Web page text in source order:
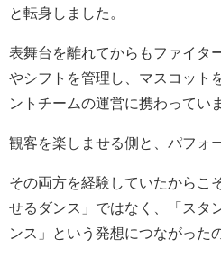
と転身しました。
表舞台を離れてからもファイタ
やシフトを管理し、マスコット
ントチームの運営に携わってい
観客を楽しませる側と、パフォ
その両方を経験していたからこ
せるダンス」ではなく、「スタ
ンス」という発想につながった